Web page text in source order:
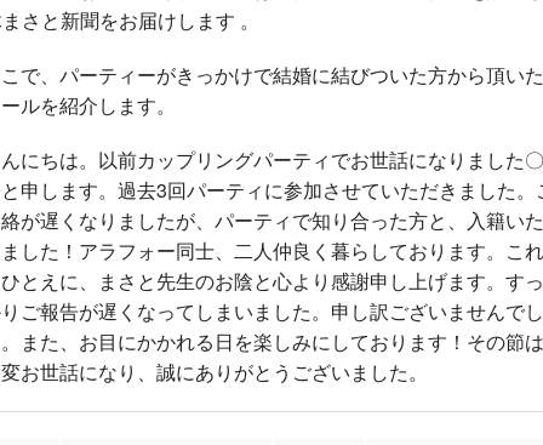
さと新聞をお届けします 。
で、パーティーがきっかけで結婚に結びついた方から頂いた
ルを紹介します。
にちは。以前カップリングパーティでお世話になりました〇
申します。過去3回パーティに参加させていただきました。
が遅くなりましたが、パーティで知り合った方と、入籍いた
した！アラフォー同士、二人仲良く暮らしております。これ
とえに、まさと先生のお陰と心より感謝申し上げます。すっ
ご報告が遅くなってしまいました。申し訳ございませんでし
また、お目にかかれる日を楽しみにしております！その節は
お世話になり、誠にありがとうございました。